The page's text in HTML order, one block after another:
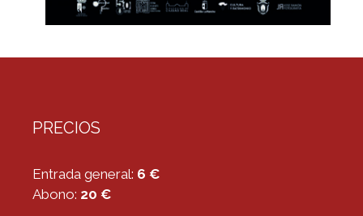
PRECIOS
Entrada general: 6 €
Abono: 20 €